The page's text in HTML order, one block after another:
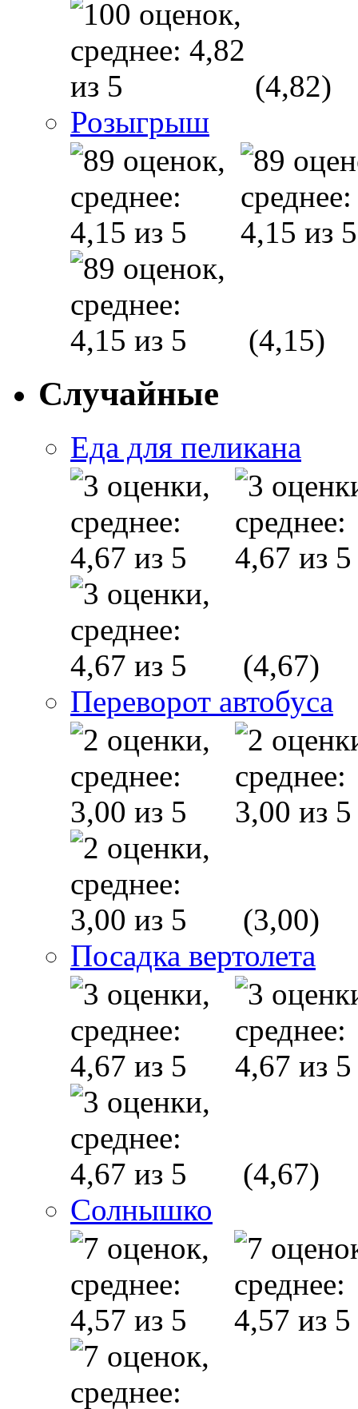
(4,82)
Розыгрыш
(4,15)
Случайные
Еда для пеликана
(4,67)
Переворот автобуса
(3,00)
Посадка вертолета
(4,67)
Солнышко